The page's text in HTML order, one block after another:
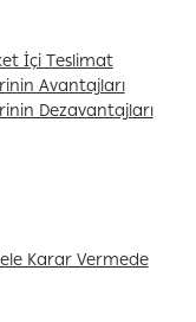
İçi Teslimat
Avantajları
Dezavantajları
Karar Vermede